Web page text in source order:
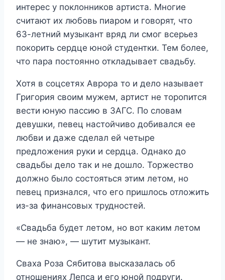
интерес у поклонников артиста. Многие
считают их любовь пиаром и говорят, что
63-летний музыкант вряд ли смог всерьез
покорить сердце юной студентки. Тем более,
что пара постоянно откладывает свадьбу.
Хотя в соцсетях Аврора то и дело называет
Григория своим мужем, артист не торопится
вести юную пассию в ЗАГС. По словам
девушки, певец настойчиво добивался ее
любви и даже сделал ей четыре
предложения руки и сердца. Однако до
свадьбы дело так и не дошло. Торжество
должно было состояться этим летом, но
певец признался, что его пришлось отложить
из-за финансовых трудностей.
«Свадьба будет летом, но вот каким летом
— не знаю», — шутит музыкант.
Сваха Роза Сябитова высказалась об
отношениях Лепса и его юной подруги.